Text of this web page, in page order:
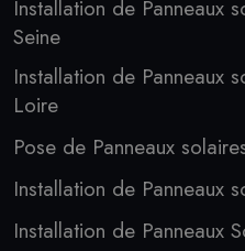
Installation de Panneaux
Seine
Installation de Panneaux
Loire
Pose de Panneaux
Installation de Panneaux
Installation de Panneaux